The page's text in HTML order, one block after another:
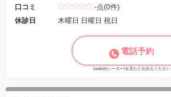
口コミ
-点(0件)
休診日
木曜日 日曜日 祝日
電話予約
seeker(シーカー)を見たとお伝えください